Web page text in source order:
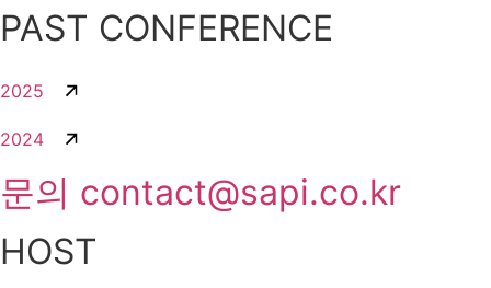
PAST CONFERENCE
2025
2024
문의 contact@sapi.co.kr
HOST